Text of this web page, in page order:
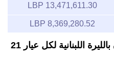
13,471,611.30 LBP
8,369,280.52 LBP
مخطط سعر الذهب في لبنان بالليرة اللبنانية لكل عيار 21